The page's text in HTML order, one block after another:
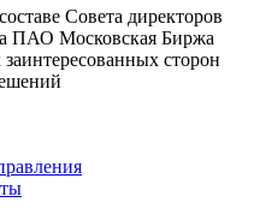
Совета директоров
ПАО Московская Биржа
сторон